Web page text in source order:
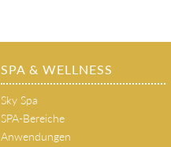
SPA & WELLNESS
Sky Spa
SPA-Bereiche
Anwendungen